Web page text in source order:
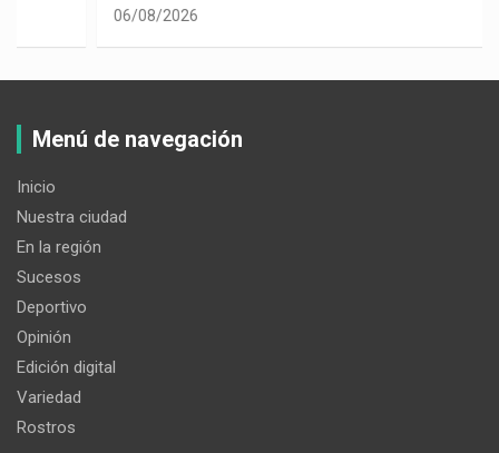
06/08/2026
Menú de navegación
Inicio
Nuestra ciudad
En la región
Sucesos
Deportivo
Opinión
Edición digital
Variedad
Rostros